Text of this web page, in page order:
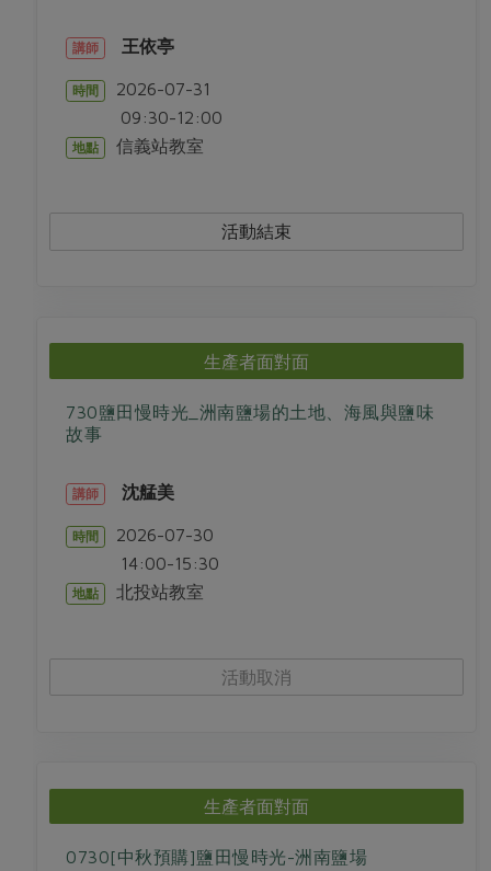
講師 王依亭
時間 2026-07-31
09:30-12:00
地點 信義站教室
活動結束
生產者面對面
730鹽田慢時光_洲南鹽場的土地、海風與鹽味
故事
講師 沈艋美
時間 2026-07-30
14:00-15:30
地點 北投站教室
活動取消
生產者面對面
0730[中秋預購]鹽田慢時光-洲南鹽場